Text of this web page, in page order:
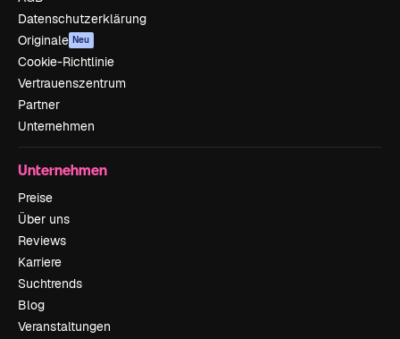
Datenschutzerklärung
Originale Neu
Cookie-Richtlinie
Vertrauenszentrum
Partner
Unternehmen
Unternehmen
Preise
Über uns
Reviews
Karriere
Suchtrends
Blog
Veranstaltungen